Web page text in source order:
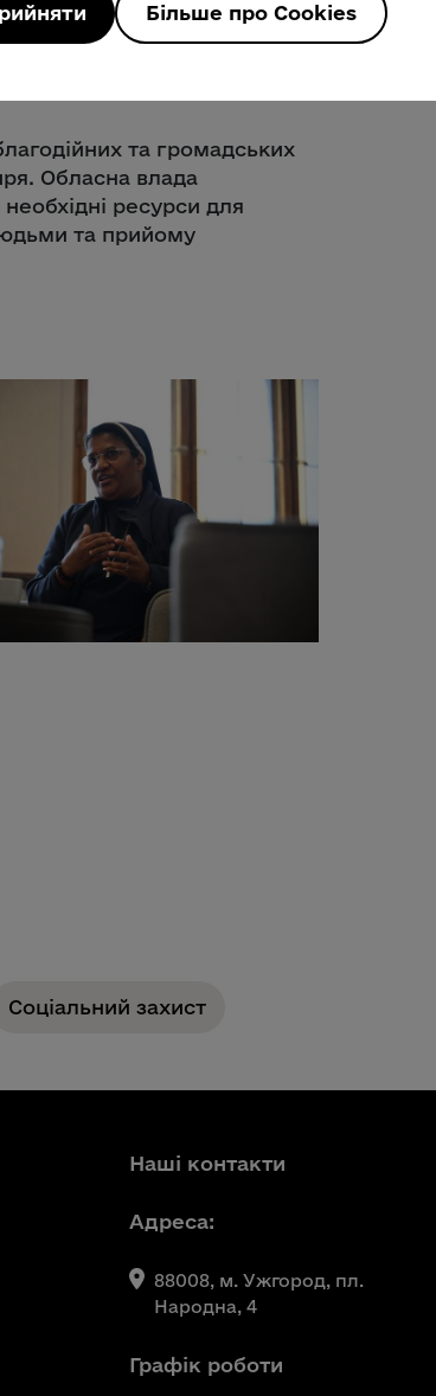
де Сен-Марк роблять для
Білецький.
та громадських
Обласна влада
ресурси для
та прийому
Соціальний захист
Наші контакти
Адреса:
88008, м. Ужгород, пл.
Народна, 4
Графік роботи
Більше про Cookies